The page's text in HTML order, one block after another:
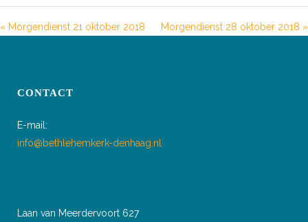
« Morgendienst 21 oktober 2018 Morgendienst 28 oktober 2018 »
CONTACT
E-mail:
info@bethlehemkerk-denhaag.nl
Laan van Meerdervoort 627